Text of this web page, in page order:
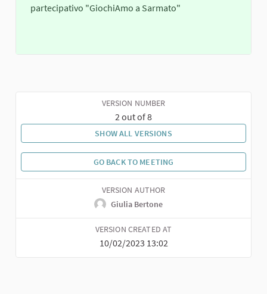
partecipativo "GiochiAmo a Sarmato"
VERSION NUMBER
2 out of 8
SHOW ALL VERSIONS
GO BACK TO MEETING
VERSION AUTHOR
Giulia Bertone
VERSION CREATED AT
10/02/2023 13:02